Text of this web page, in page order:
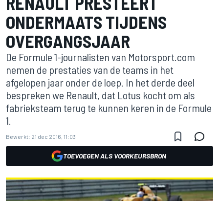
ONDERMAATS TIJDENS
OVERGANGSJAAR
De Formule 1-journalisten van Motorsport.com
nemen de prestaties van de teams in het
afgelopen jaar onder de loep. In het derde deel
bespreken we Renault, dat Lotus kocht om als
fabrieksteam terug te kunnen keren in de Formule
1.
Bewerkt: 21 dec 2016, 11:03
TOEVOEGEN ALS VOORKEURSBRON